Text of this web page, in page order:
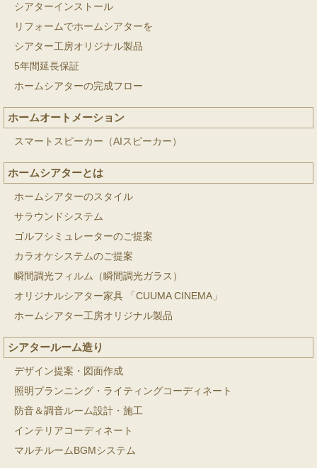
シアターインストール
リフォームでホームシアターを
シアター工房オリジナル製品
5年間延長保証
ホームシアターの完成フロー
ホームオートメーション
スマートスピーカー（AIスピーカー）
ホームシアターとは
ホームシアターのスタイル
サラウンドシステム
ゴルフシミュレーターのご提案
カラオケシステムのご提案
瞬間調光フィルム（瞬間調光ガラス）
オリジナルシアター家具 「CUUMA CINEMA」
ホームシアター工房オリジナル製品
シアタールーム造り
デザイン提案・図面作成
照明プランニング・ライティングコーディネート
防音＆調音ルーム設計・施工
インテリアコーディネート
マルチルームBGMシステム